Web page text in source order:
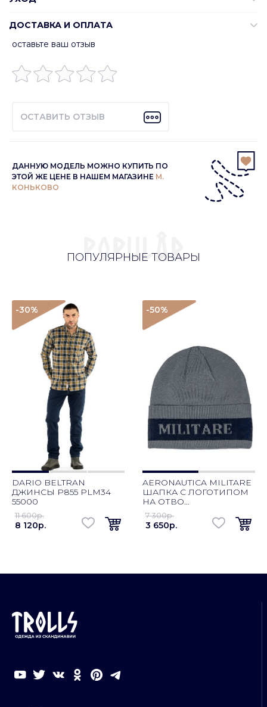
ДОСТАВКА И ОПЛАТА
оставьте ваш отзыв
ОСТАВИТЬ ОТЗЫВ
ДАННУЮ МОДЕЛЬ МОЖНО КУПИТЬ ПО
ЭТОЙ ЖЕ ЦЕНЕ В НАШЕМ МАГАЗИНЕ М.
КОНЬКОВО
ПОПУЛЯРНЫЕ ТОВАРЫ
-30%
DARIO BELTRAN
ДЖИНСЫ P855 PLM34
55000
11 600p.
8 120p.
-50%
AERONAUTICA MILITARE
ШАПКА С ЛОГОТИПОМ
НА ОТВО...
7 300p.
3 650p.